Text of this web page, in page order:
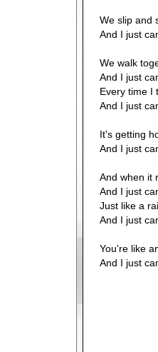
We slip and
And I just
We walk
And I just
Every time I
And I just
It's getting
And I just
And when it
And I just
Just like a
And I just
You're like
And I just